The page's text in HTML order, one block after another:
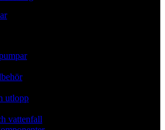
utlopp
vattenfall